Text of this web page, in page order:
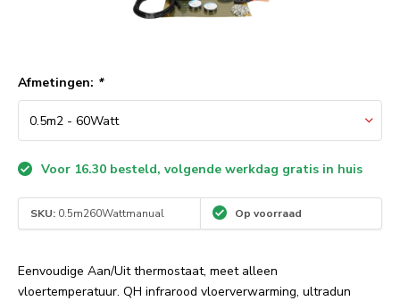
Afmetingen: *
Voor 16.30 besteld, volgende werkdag gratis in huis
SKU: 0.5m260Wattmanual Op voorraad
Eenvoudige Aan/Uit thermostaat, meet alleen
vloertemperatuur. QH infrarood vloerverwarming, ultradun